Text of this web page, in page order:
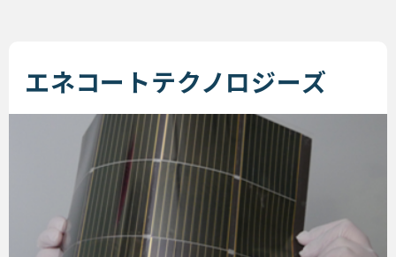
エネコートテクノロジーズ